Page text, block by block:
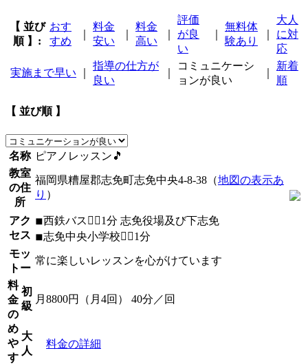
【 並び
順 】:
おす
すめ
料金
安い
料金
高い
評価
が良
い
無料体
験あり
大人
に対
応
実施まで早い
指導の仕方が
良い
コミュニケーシ
ョンが良い
新着
順
【 並び順 】
名称 ピアノレッスン🎵
教室
の住
所
福岡県糟屋郡志免町志免中央4-8-38（地図の表示あ
り ）
アク
セス
◾︎西鉄バス🚶‍♀️1分 志免役場及び下志免
◾︎志免中央小学校🚶‍♀️1分
モッ
トー
常に楽しいレッスンを心がけています
料
金
の
め
や
す
初
級
月8800円（月4回） 40分／回
大
人
料金の詳細